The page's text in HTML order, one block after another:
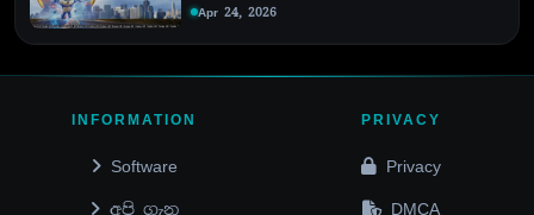
Apr 24, 2026
INFORMATION
Software
අපි ගැන
PRIVACY
Privacy
DMCA